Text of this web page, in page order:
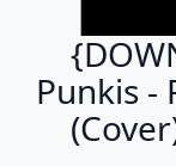
Punkis -